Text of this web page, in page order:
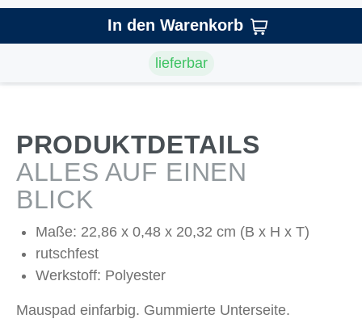
In den Warenkorb
lieferbar
PRODUKTDETAILS
ALLES AUF EINEN
BLICK
Maße: 22,86 x 0,48 x 20,32 cm (B x H x T)
rutschfest
Werkstoff: Polyester
Mauspad einfarbig. Gummierte Unterseite.